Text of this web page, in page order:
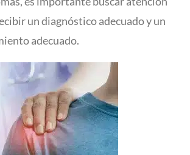
un diagnóstico adecuado y un
adecuado.